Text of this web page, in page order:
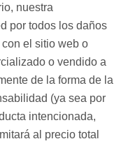
nuestra
por todos los daños
el sitio web o
o vendido a
de la forma de la
(ya sea por
intencionada,
al precio total